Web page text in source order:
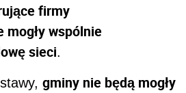
firmy
wspólnie
sieci.
gminy nie będą mogły